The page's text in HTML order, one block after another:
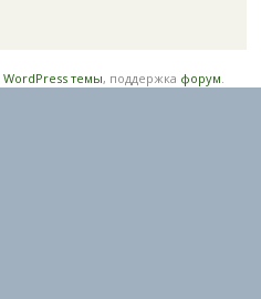
WordPress темы, поддержка форум